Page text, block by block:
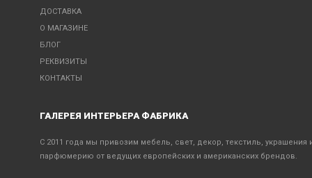
ДОСТАВКА
О МАГАЗИНЕ
БЛОГ
РЕКВИЗИТЫ
КОНТАКТЫ
ГАЛЕРЕЯ ИНТЕРЬЕРА ФАБРИКА
С 2011 года мы привозим мебель, свет, декор, текстиль, украшения
парфюмерию от ведущих европейских и американских брендов.